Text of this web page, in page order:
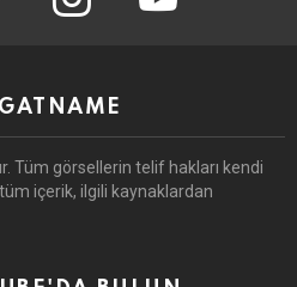
Tüm görsellerin telif hakları kendi
tüm içerik, ilgili kaynaklardan